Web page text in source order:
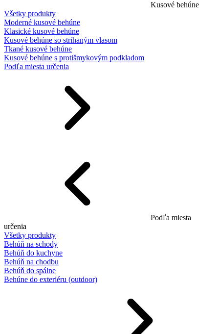
Kusové behúne
Všetky produkty
Moderné kusové behúne
Klasické kusové behúne
Kusové behúne so strihaným vlasom
Tkané kusové behúne
Kusové behúne s protišmykovým podkladom
Podľa miesta určenia
Podľa miesta
určenia
Všetky produkty
Behúň na schody
Behúň do kuchyne
Behúň na chodbu
Behúň do spálne
Behúne do exteriéru (outdoor)